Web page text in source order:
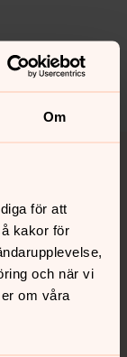
Om
för att
kakor för
och när vi
om våra